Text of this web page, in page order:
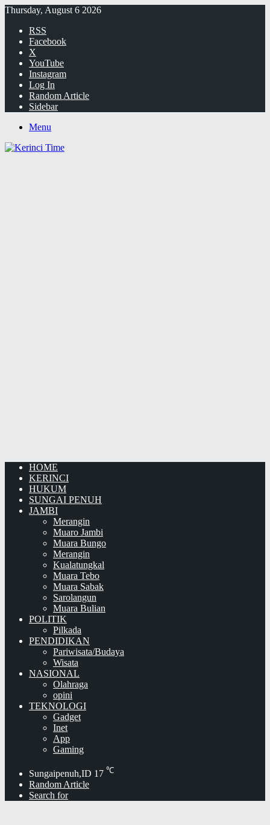
Thursday, August 6 2026
RSS
Facebook
X
YouTube
Instagram
Log In
Random Article
Sidebar
Menu
HOME
KERINCI
HUKUM
SUNGAI PENUH
JAMBI
Merangin
Muaro Jambi
Muara Bungo
Merangin
Kualatungkal
Muara Tebo
Muara Sabak
Sarolangun
Muara Bulian
POLITIK
Pilkada
PENDIDIKAN
Pariwisata/Budaya
Wisata
NASIONAL
Olahraga
opini
TEKNOLOGI
Gadget
Inet
App
Gaming
Sungaipenuh,ID 17 ℃
Random Article
Search for